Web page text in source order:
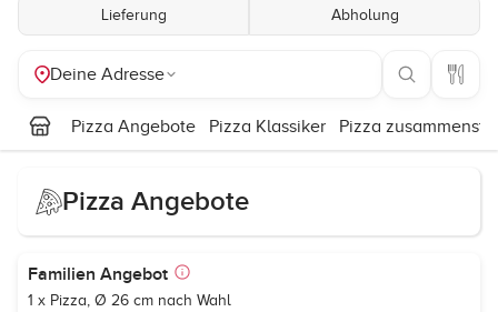
Lieferung Abholung
Deine Adresse
Pizza Angebote Pizza Klassiker Pizza
Pizza Angebote
Familien Angebot
1 x Pizza, Ø 26 cm nach Wahl